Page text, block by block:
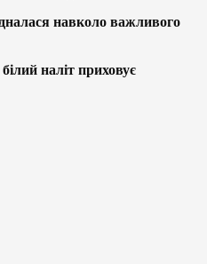
навколо важливого
наліт приховує